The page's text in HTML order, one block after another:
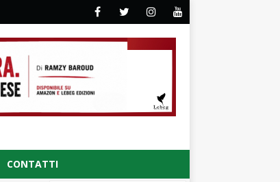
CONTATTI